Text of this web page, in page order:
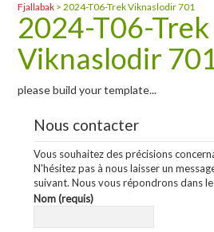
Fjallabak >2024-T06-Trek Viknaslodir 701
2024-T06-Trek
Viknaslodir
please build your template...
Nous contacter
Vous souhaitez des précisions
N'hésitez pas à nous laisser un
suivant. Nous vous répondrons dans
Nom (requis)